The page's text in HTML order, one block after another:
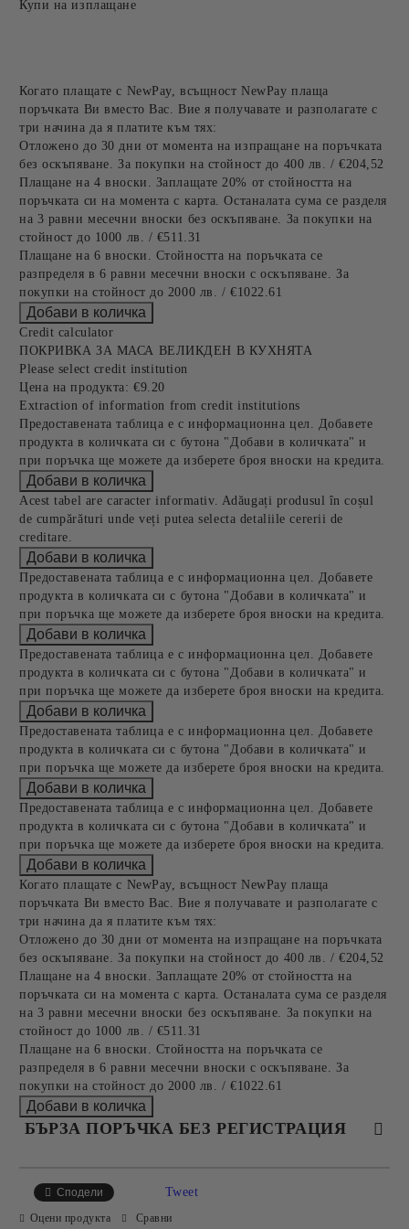
Купи на изплащане
Когато плащате с NewPay, всъщност NewPay плаща
поръчката Ви вместо Вас. Вие я получавате и разполагате с
три начина да я платите към тях:
Отложено до 30 дни от момента на изпращане на поръчката
без оскъпяване. За покупки на стойност до 400 лв. / €204,52
Плащане на 4 вноски. Заплащате 20% от стойността на
поръчката си на момента с карта. Останалата сума се разделя
на 3 равни месечни вноски без оскъпяване. За покупки на
стойност до 1000 лв. / €511.31
Плащане на 6 вноски. Стойността на поръчката се
разпределя в 6 равни месечни вноски с оскъпяване. За
покупки на стойност до 2000 лв. / €1022.61
Credit calculator
ПОКРИВКА ЗА МАСА ВЕЛИКДЕН В КУХНЯТА
Please select credit institution
Цена на продукта: €9.20
Extraction of information from credit institutions
Предоставената таблица е с информационна цел. Добавете
продукта в количката си с бутона "Добави в количката" и
при поръчка ще можете да изберете броя вноски на кредита.
Acest tabel are caracter informativ. Adăugați produsul în coșul
de cumpărături unde veți putea selecta detaliile cererii de
creditare.
Предоставената таблица е с информационна цел. Добавете
продукта в количката си с бутона "Добави в количката" и
при поръчка ще можете да изберете броя вноски на кредита.
Предоставената таблица е с информационна цел. Добавете
продукта в количката си с бутона "Добави в количката" и
при поръчка ще можете да изберете броя вноски на кредита.
Предоставената таблица е с информационна цел. Добавете
продукта в количката си с бутона "Добави в количката" и
при поръчка ще можете да изберете броя вноски на кредита.
Предоставената таблица е с информационна цел. Добавете
продукта в количката си с бутона "Добави в количката" и
при поръчка ще можете да изберете броя вноски на кредита.
Когато плащате с NewPay, всъщност NewPay плаща
поръчката Ви вместо Вас. Вие я получавате и разполагате с
три начина да я платите към тях:
Отложено до 30 дни от момента на изпращане на поръчката
без оскъпяване. За покупки на стойност до 400 лв. / €204,52
Плащане на 4 вноски. Заплащате 20% от стойността на
поръчката си на момента с карта. Останалата сума се разделя
на 3 равни месечни вноски без оскъпяване. За покупки на
стойност до 1000 лв. / €511.31
Плащане на 6 вноски. Стойността на поръчката се
разпределя в 6 равни месечни вноски с оскъпяване. За
покупки на стойност до 2000 лв. / €1022.61
БЪРЗА ПОРЪЧКА БЕЗ РЕГИСТРАЦИЯ
Сподели
Tweet
Оцени продукта Сравни